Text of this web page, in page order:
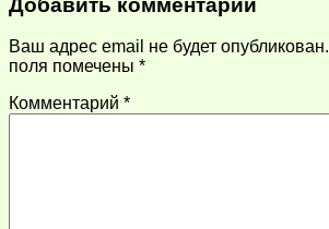
Ваш адрес email не будет опубликован.
поля помечены *
Комментарий *